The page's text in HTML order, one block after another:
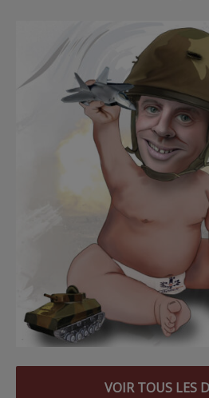
VOIR TOUS LES